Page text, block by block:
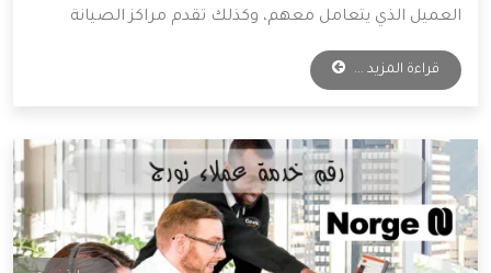
العميل الذي يتعامل معهم، وكذلك تقدم مراكز الصيانة
قطع غيار أصلية وخدمات صيانة بأقل الأسعار الممكنة،
ولذلك يفضل التعامل معها الكثير من العملاء، وسوف
قراءة المزيد ...